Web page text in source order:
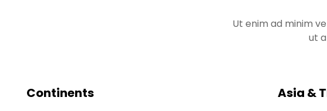
Ut enim ad minim
ut
Continents Asia &